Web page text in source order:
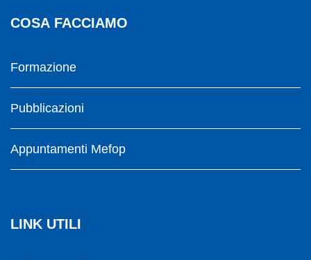
COSA FACCIAMO
Formazione
Pubblicazioni
Appuntamenti Mefop
LINK UTILI